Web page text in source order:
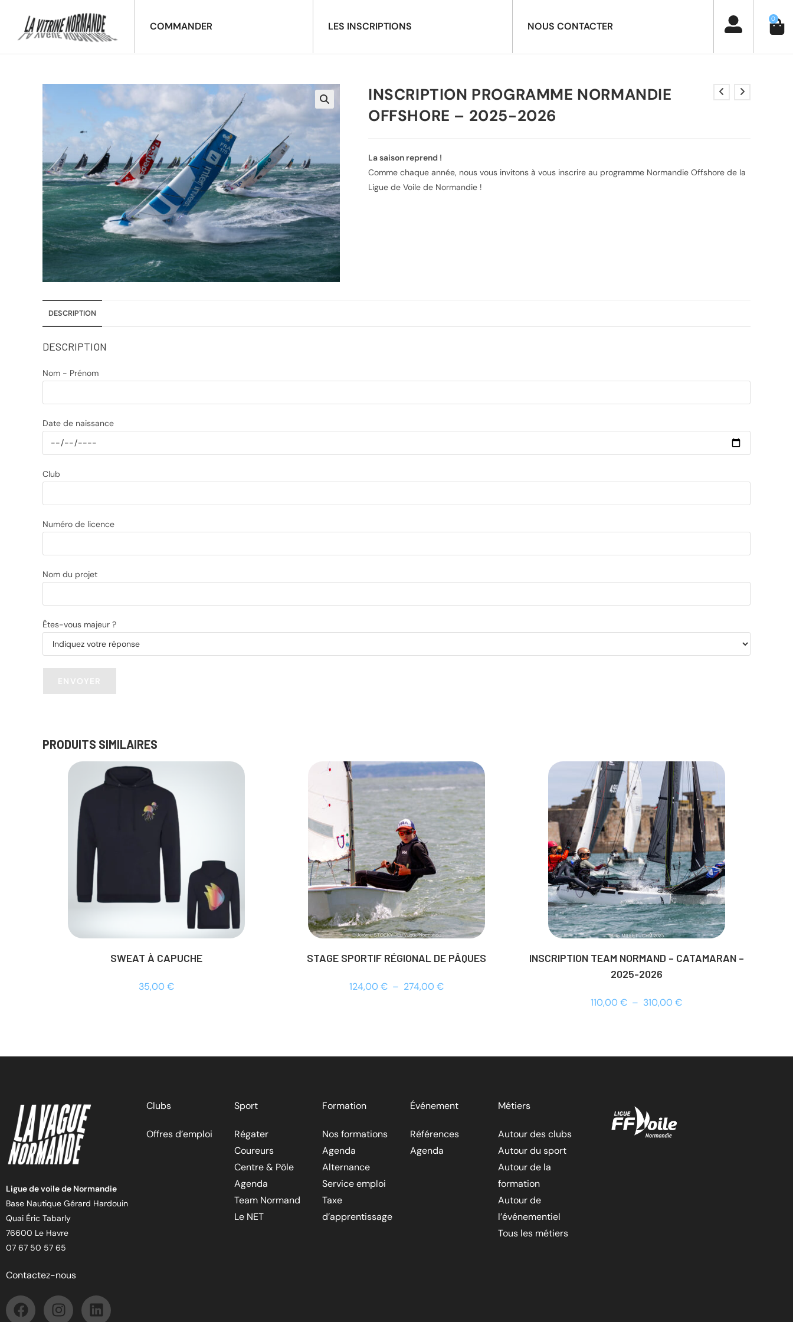
COMMANDER LES INSCRIPTIONS NOUS CONTACTER
0
INSCRIPTION PROGRAMME NORMANDIE
OFFSHORE – 2025-2026
La saison reprend !
Comme chaque année, nous vous invitons à vous inscrire au programme Normandie Offshore de la
Ligue de Voile de Normandie !
DESCRIPTION
DESCRIPTION
Nom - Prénom
Date de naissance
Club
Numéro de licence
Nom du projet
Êtes-vous majeur ?
PRODUITS SIMILAIRES
SWEAT À CAPUCHE
35,00€
STAGE SPORTIF RÉGIONAL DE PÂQUES
124,00 € – 274,00 €
INSCRIPTION TEAM NORMAND – CATAMARAN –
2025-2026
110,00€ – 310,00€
Ligue de voile de Normandie
Base Nautique Gérard Hardouin
Quai Éric Tabarly
76600 Le Havre
07 67 50 57 65
Contactez-nous
Clubs
Offres d’emploi
Sport
Régater
Coureurs
Centre & Pôle
Agenda
Team Normand
Le NET
Formation
Nos formations
Agenda
Alternance
Service emploi
Taxe
d’apprentissage
Événement
Références
Agenda
Métiers
Autour des clubs
Autour du sport
Autour de la
formation
Autour de
l’événementiel
Tous les métiers